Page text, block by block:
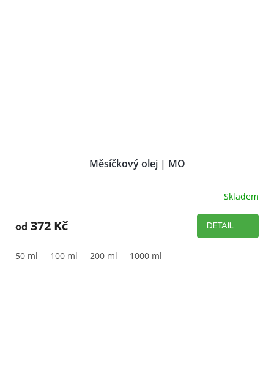
Měsíčkový olej | MO
Skladem
od 372 Kč DETAIL
50 ml 100 ml 200 ml 1000 ml